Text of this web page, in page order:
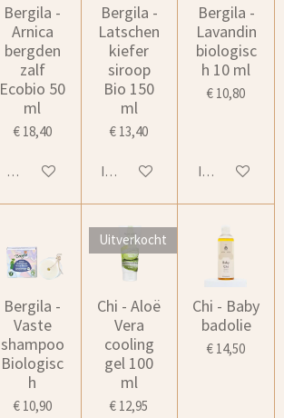
Bergila -
Arnica
bergden
zalf
Ecobio 50
ml
€ 18,40
Houd mij op de hoogte
Bergila -
Latschen
kiefer
siroop
Bio 150
ml
€ 13,40
In winkelwagen
Bergila -
Lavandin
biologisc
h 10 ml
€ 10,80
In
Bergila -
Vaste
shampoo
Biologisc
h
€ 10,90
Uitverkocht
Chi - Aloë
Vera
cooling
gel 100
ml
€ 12,95
Chi - Baby
badolie
€ 14,50